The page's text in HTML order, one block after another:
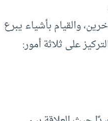
والقيام بأشياء يبرع
على ثلاثة أمور: